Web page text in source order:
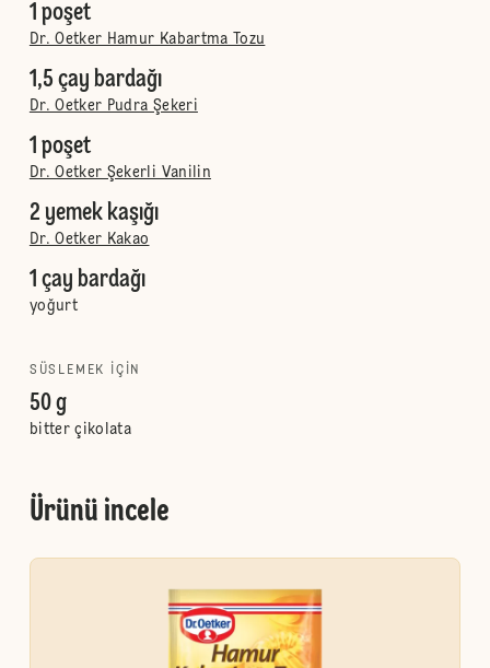
1 poşet
Dr. Oetker Hamur Kabartma Tozu
1,5 çay bardağı
Dr. Oetker Pudra Şekeri
1 poşet
Dr. Oetker Şekerli Vanilin
2 yemek kaşığı
Dr. Oetker Kakao
1 çay bardağı
yoğurt
SÜSLEMEK IÇIN
50 g
bitter çikolata
Ürünü incele